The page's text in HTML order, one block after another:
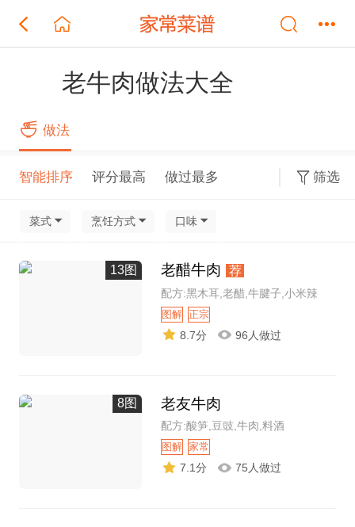
老牛肉做法大全
做法
智能排序 评分最高 做过最多 筛选
菜式 烹饪方式 口味
13图 老醋牛肉 荐
配方:黑木耳,老醋,牛腱子,小米辣
图解 正宗
8.7分 96人做过
8图 老友牛肉
配方:酸笋,豆豉,牛肉,料酒
图解 家常
7.1分 75人做过